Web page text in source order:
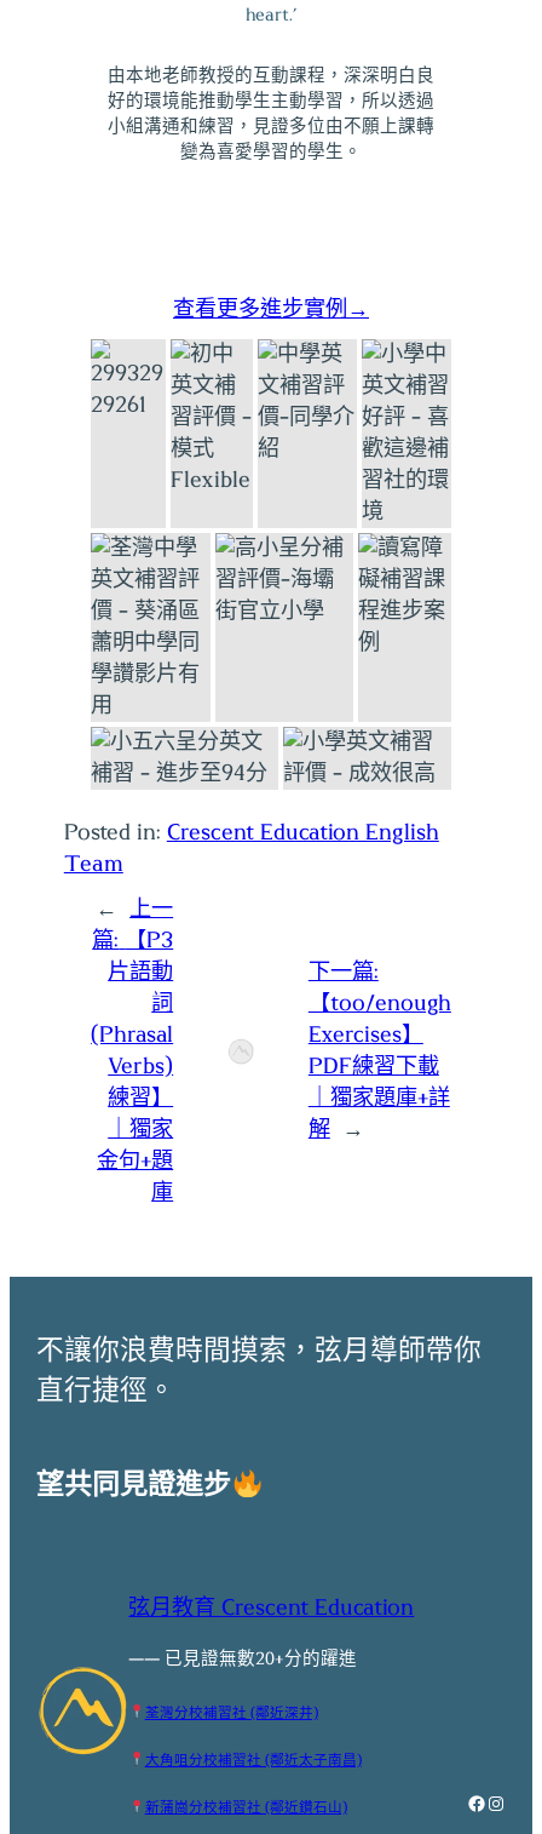
heart.’
由本地老師教授的互動課程，深深明白良
好的環境能推動學生主動學習，所以透過
小組溝通和練習，見證多位由不願上課轉
變為喜愛學習的學生。
查看更多進步實例→
Posted in: Crescent Education English
Team
←
上一
篇:
【P3
片語動
詞
(Phrasal
Verbs)
練習】
｜獨家
金句+題
庫
下一篇:
【too/enough
Exercises】
PDF練習下載
｜獨家題庫+詳
解
→
不讓你浪費時間摸索，弦月導師帶你
直行捷徑。
望共同見證進步
弦月教育 Crescent Education
—— 已見證無數20+分的躍進
荃灣分校補習社 (鄰近深井)
大角咀分校補習社 (鄰近太子南昌)
新蒲崗分校補習社 (鄰近鑽石山)